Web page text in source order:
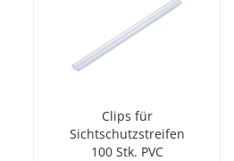
Clips für
Sichtschutzstreifen
100 Stk. PVC